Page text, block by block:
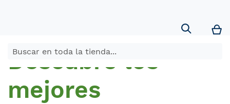
Search
Descubre los
mejores